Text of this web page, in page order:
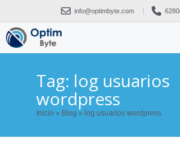
al
contenido
info@optimbyte.com
Tag: log usuarios
wordpress
Inicio » Blog » log usuarios wordpress